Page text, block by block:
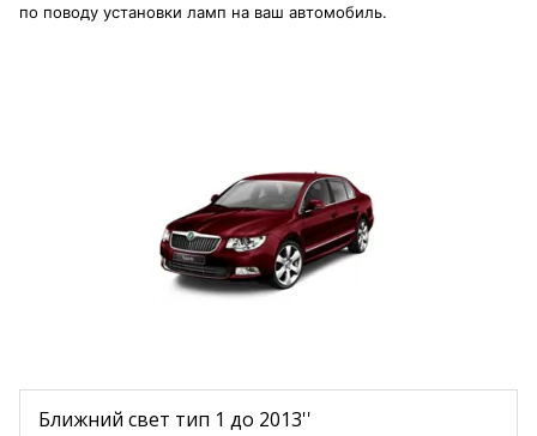
по поводу установки ламп на ваш автомобиль.
Ближний свет тип 1 до 2013''